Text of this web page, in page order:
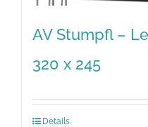
AV Stumpfl –
320 x 245
Details